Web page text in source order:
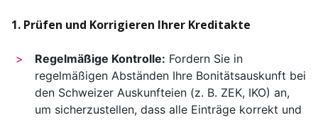
1. Prüfen und Korrigieren Ihrer Kreditakte
Regelmäßige Kontrolle: Fordern Sie in
regelmäßigen Abständen Ihre Bonitätsauskunft bei
den Schweizer Auskunfteien (z. B. ZEK, IKO) an,
um sicherzustellen, dass alle Einträge korrekt und